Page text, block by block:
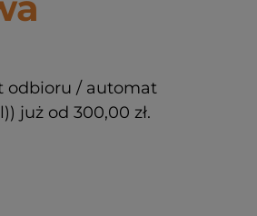
odbioru / automat
już od 300,00 zł.